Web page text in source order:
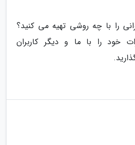
را با چه روشی تهیه می کنید؟
خود را با ما و دیگر کاربران